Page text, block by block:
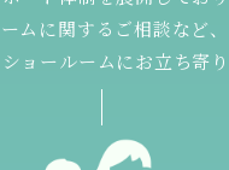
ムに関するご相談など
ョールームにお立ち寄り